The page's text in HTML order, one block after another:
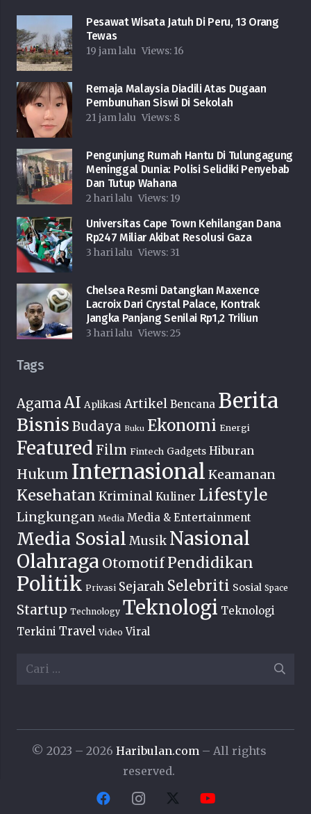
Pesawat Wisata Jatuh Di Peru, 13 Orang
Tewas
19 jam lalu Views: 16
Remaja Malaysia Diadili Atas Dugaan
Pembunuhan Siswi Di Sekolah
21 jam lalu Views: 8
Pengunjung Rumah Hantu Di Tulungagung
Meninggal Dunia: Polisi Selidiki Penyebab
Dan Tutup Wahana
2 hari lalu Views: 19
Universitas Cape Town Kehilangan Dana
Rp247 Miliar Akibat Resolusi Gaza
3 hari lalu Views: 31
Chelsea Resmi Datangkan Maxence
Lacroix Dari Crystal Palace, Kontrak
Jangka Panjang Senilai Rp1,2 Triliun
3 hari lalu Views:25
Tags
AgamaAI Aplikasi Artikel Bencana Berita
Bisnis Budaya Buku Ekonomi Energi
Featured Film Fintech Gadgets Hiburan
Hukum Internasional Keamanan
Kesehatan Kriminal Kuliner Lifestyle
Lingkungan Media Media & Entertainment
Media Sosial Musik Nasional
Olahraga Otomotif Pendidikan
Politik Privasi Sejarah Selebriti Sosial Space
Startup Technology Teknologi Teknologi
Terkini Travel Video Viral
Cari
© 2023 – 2026 Haribulan.com – All rights
reserved.